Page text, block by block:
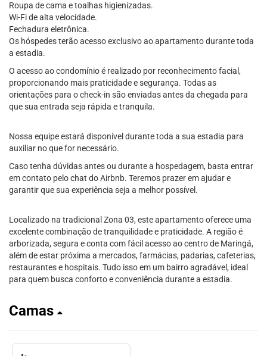
Roupa de cama e toalhas higienizadas.
Wi-Fi de alta velocidade.
Fechadura eletrônica.
Os hóspedes terão acesso exclusivo ao apartamento durante toda
a estadia.
O acesso ao condomínio é realizado por reconhecimento facial,
proporcionando mais praticidade e segurança. Todas as
orientações para o check-in são enviadas antes da chegada para
que sua entrada seja rápida e tranquila.
Nossa equipe estará disponível durante toda a sua estadia para
auxiliar no que for necessário.
Caso tenha dúvidas antes ou durante a hospedagem, basta entrar
em contato pelo chat do Airbnb. Teremos prazer em ajudar e
garantir que sua experiência seja a melhor possível.
Localizado na tradicional Zona 03, este apartamento oferece uma
excelente combinação de tranquilidade e praticidade. A região é
arborizada, segura e conta com fácil acesso ao centro de Maringá,
além de estar próxima a mercados, farmácias, padarias, cafeterias,
restaurantes e hospitais. Tudo isso em um bairro agradável, ideal
para quem busca conforto e conveniência durante a estadia.
Camas